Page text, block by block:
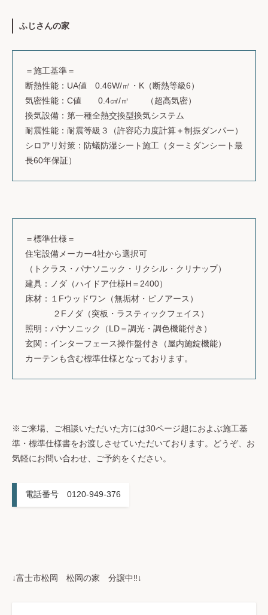
ふじさんの家
＝施工基準＝
断熱性能：UA値 0.46W/㎡・K（断熱等級6）
気密性能：C値 0.4㎠/㎡ （超高気密）
換気設備：第一種全熱交換型換気システム
耐震性能：耐震等級３（許容応力度計算＋制振ダンパー）
シロアリ対策：防蟻防湿シート施工（ターミダンシート最
長60年保証）
＝標準仕様＝
住宅設備メーカー4社から選択可
（トクラス・パナソニック・リクシル・クリナップ）
建具：ノダ（ハイドア仕様H＝2400）
床材：１Fウッドワン（無垢材・ピノアース）
２Fノダ（突板・ラスティックフェイス）
照明：パナソニック（LD＝調光・調色機能付き）
玄関：インターフェース操作盤付き（屋内施錠機能）
カーテンも含む標準仕様となっております。
※ご来場、ご相談いただいた方には30ページ超におよぶ施工基
準・標準仕様書をお渡しさせていただいております。どうぞ、お
気軽にお問い合わせ、ご予約をください。
電話番号 0120-949-376
↓富士市松岡 松岡の家 分譲中‼↓